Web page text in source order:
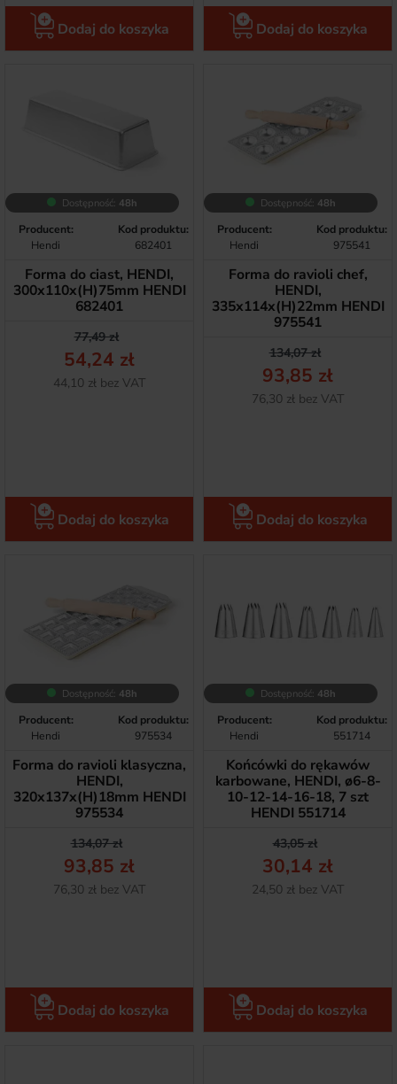
Dodaj do koszyka Dodaj do koszyka
Dostępność: 48h
Producent:
Hendi
Kod produktu:
682401
Forma do ciast, HENDI,
300x110x(H)75mm HENDI
682401
Cena podstawowa
77,49 zł
Cena
54,24 zł
Netto
44,10 zł bez VAT
Dodaj do koszyka
Dostępność: 48h
Producent:
Hendi
Kod produktu:
975541
Forma do ravioli chef,
HENDI,
335x114x(H)22mm HENDI
975541
Cena
134,07 zł
Cena
93,85 zł
Netto
76,30 zł bez VAT
Dodaj do koszyka
Dostępność: 48h
Producent:
Hendi
Kod produktu:
975534
Forma do ravioli klasyczna,
HENDI,
320x137x(H)18mm HENDI
975534
Cena podstawowa
134,07 zł
Cena
93,85 zł
Netto
76,30 zł bez VAT
Dodaj do koszyka
Dostępność: 48h
Producent:
Hendi
Kod produktu:
551714
Końcówki do rękawów
karbowane, HENDI, ø6-8-
10-12-14-16-18, 7 szt
HENDI 551714
Cena
43,05 zł
Cena
30,14 zł
Netto
24,50 zł bez VAT
Dodaj do koszyka